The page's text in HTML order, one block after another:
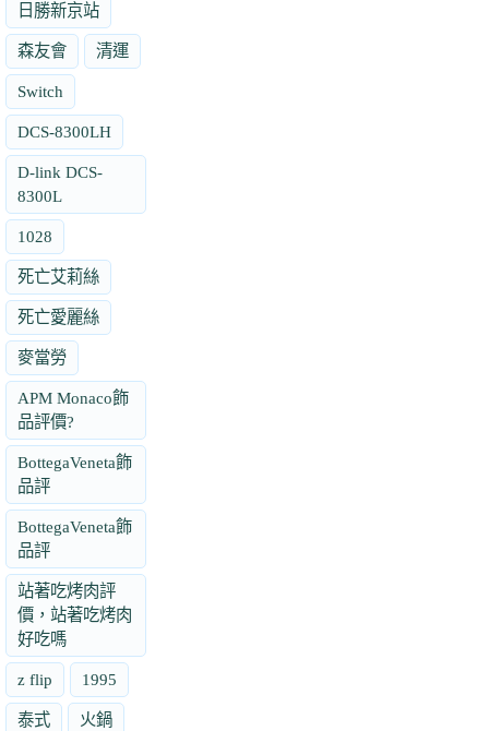
日勝新京站
森友會 清運
Switch
DCS-8300LH
D-link DCS-
8300L
1028
死亡艾莉絲
死亡愛麗絲
麥當勞
APM Monaco飾
品評價?
BottegaVeneta飾
品評
BottegaVeneta飾
品評
站著吃烤肉評
價，站著吃烤肉
好吃嗎
z flip 1995
泰式 火鍋